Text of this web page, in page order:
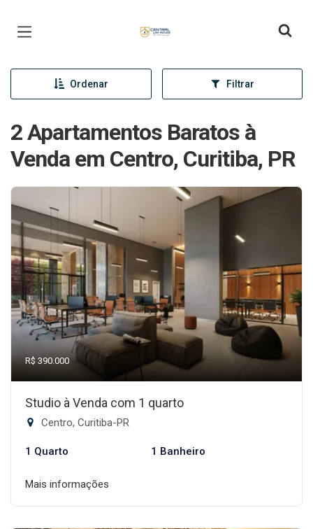
Ordenar Filtrar
2 Apartamentos Baratos à
Venda em Centro, Curitiba, PR
R$ 390.000
Studio à Venda com 1 quarto
Centro, Curitiba-PR
1 Quarto 1 Banheiro
Mais informações